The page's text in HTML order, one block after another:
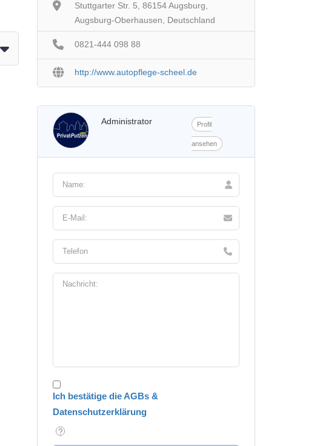
Stuttgarter Str. 5, 86154 Augsburg,
Augsburg-Oberhausen, Deutschland
0821-444 098 88
http://www.autopflege-scheel.de
Administrator Profil
ansehen
Ich bestätige die AGBs &
Datenschutzerklärung